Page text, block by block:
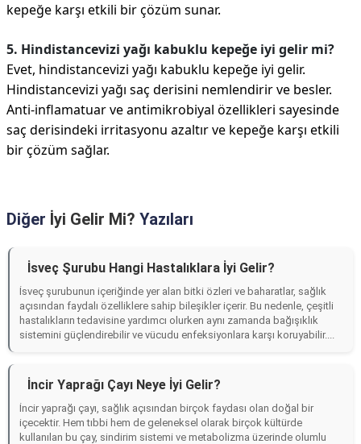
kepeğe karşı etkili bir çözüm sunar.
5. Hindistancevizi yağı kabuklu kepeğe iyi gelir mi?
Evet, hindistancevizi yağı kabuklu kepeğe iyi gelir.
Hindistancevizi yağı saç derisini nemlendirir ve besler.
Anti-inflamatuar ve antimikrobiyal özellikleri sayesinde
saç derisindeki irritasyonu azaltır ve kepeğe karşı etkili
bir çözüm sağlar.
Diğer İyi Gelir Mi? Yazıları
İsveç Şurubu Hangi Hastalıklara İyi Gelir?
İsveç şurubunun içeriğinde yer alan bitki özleri ve baharatlar, sağlık
açısından faydalı özelliklere sahip bileşikler içerir. Bu nedenle, çeşitli
hastalıkların tedavisine yardımcı olurken aynı zamanda bağışıklık
sistemini güçlendirebilir ve vücudu enfeksiyonlara karşı koruyabilir....
İncir Yaprağı Çayı Neye İyi Gelir?
İncir yaprağı çayı, sağlık açısından birçok faydası olan doğal bir
içecektir. Hem tıbbi hem de geleneksel olarak birçok kültürde
kullanılan bu çay, sindirim sistemi ve metabolizma üzerinde olumlu